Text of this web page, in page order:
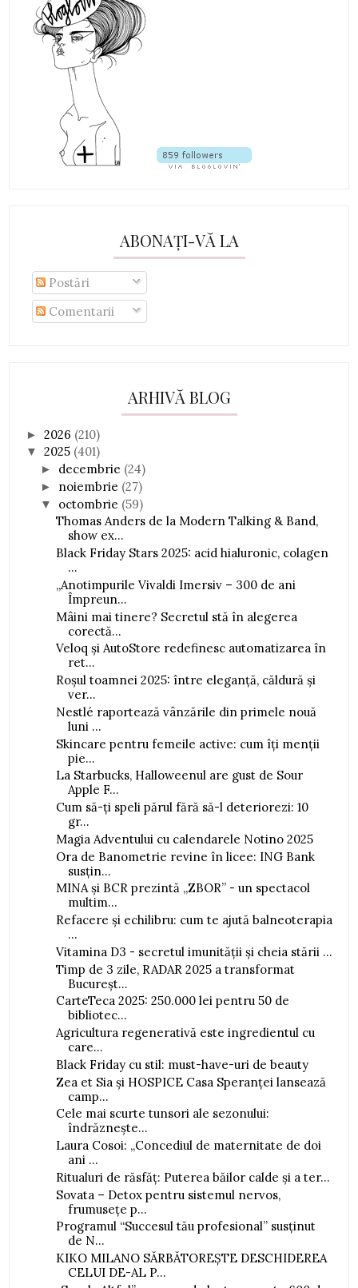
ABONAȚI-VĂ LA
Postări
Comentarii
ARHIVĂ BLOG
►2026 (210)
▼2025 (401)
► decembrie (24)
► noiembrie (27)
▼ octombrie (59)
Thomas Anders de la Modern Talking & Band,
show ex...
Black Friday Stars 2025: acid hialuronic, colagen
...
„Anotimpurile Vivaldi Imersiv – 300 de ani
Împreun...
Mâini mai tinere? Secretul stă în alegerea
corectă...
Veloq și AutoStore redefinesc automatizarea în
ret...
Roșul toamnei 2025: între eleganță, căldură și
ver...
Nestlé raportează vânzările din primele nouă
luni ...
Skincare pentru femeile active: cum îți menții
pie...
La Starbucks, Halloweenul are gust de Sour
Apple F...
Cum să-ți speli părul fără să-l deteriorezi: 10
gr...
Magia Adventului cu calendarele Notino 2025
Ora de Banometrie revine în licee: ING Bank
susțin...
MINA și BCR prezintă „ZBOR” - un spectacol
multim...
Refacere și echilibru: cum te ajută balneoterapia
...
Vitamina D3 - secretul imunității și cheia stării ...
Timp de 3 zile, RADAR 2025 a transformat
Bucureșt...
CarteTeca 2025: 250.000 lei pentru 50 de
bibliotec...
Agricultura regenerativă este ingredientul cu
care...
Black Friday cu stil: must-have-uri de beauty
Zea et Sia și HOSPICE Casa Speranței lansează
camp...
Cele mai scurte tunsori ale sezonului:
îndrăznește...
Laura Cosoi: „Concediul de maternitate de doi
ani ...
Ritualuri de răsfăț: Puterea băilor calde și a ter...
Sovata – Detox pentru sistemul nervos,
frumusețe p...
Programul “Succesul tău profesional” susținut
de N...
KIKO MILANO SĂRBĂTOREȘTE DESCHIDEREA
CELUI DE-AL P...